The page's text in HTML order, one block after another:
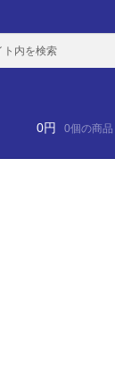
0円 0個の商品